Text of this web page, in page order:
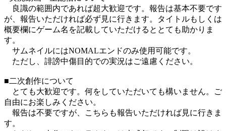
良識の範囲内であれば超大歓迎です。報告は基本不要です
が、報告いただければ必ず見に行きます。タイトルもしくは
概要欄にゲーム名を記載していただけるととても助かりま
す。
サムネイルにはNOMALエンドのみ使用可能です。
ただし、誹謗中傷目的での実況はご遠慮ください。
■二次創作について
とても大歓迎です。何をしていただいても構いません。ご
自由にお楽しみください。
報告は不要ですが、こちらも報告いただければ見に行きま
す。